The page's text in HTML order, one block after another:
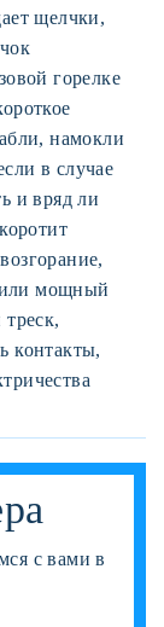
щелчки,
горелке
намокли
в случае
и вряд ли
или мощный
контакты,
с вами в